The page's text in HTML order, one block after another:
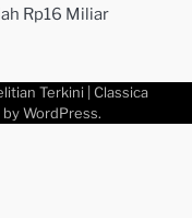
Rp16 Miliar
Terkini | Classica
by WordPress.